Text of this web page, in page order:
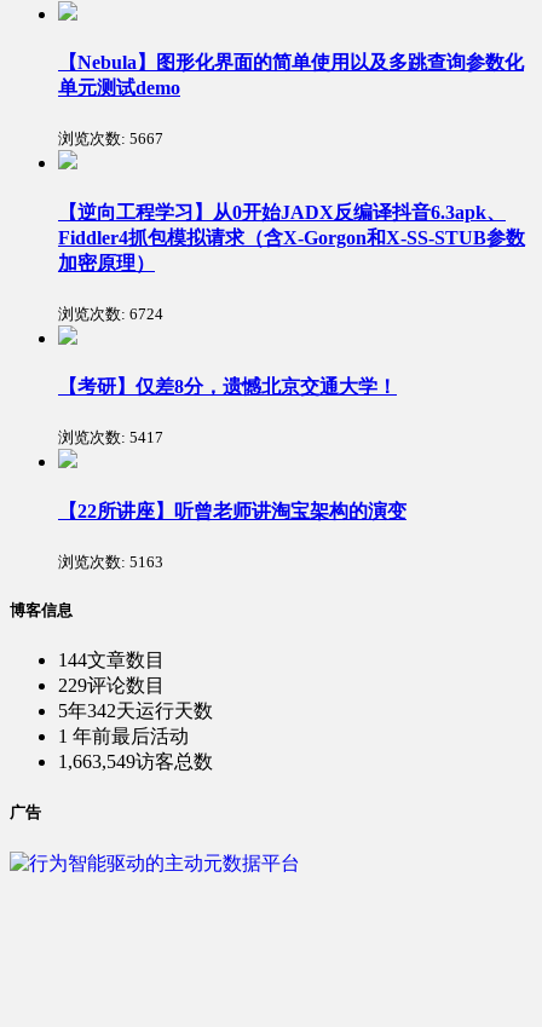
【Nebula】图形化界面的简单使用以及多跳查询参数化
单元测试demo
浏览次数: 5667
【逆向工程学习】从0开始JADX反编译抖音6.3apk、
Fiddler4抓包模拟请求（含X-Gorgon和X-SS-STUB参数
加密原理）
浏览次数: 6724
【考研】仅差8分，遗憾北京交通大学！
浏览次数: 5417
【22所讲座】听曾老师讲淘宝架构的演变
浏览次数: 5163
博客信息
144文章数目
229评论数目
5年342天运行天数
1 年前最后活动
1,663,549访客总数
广告